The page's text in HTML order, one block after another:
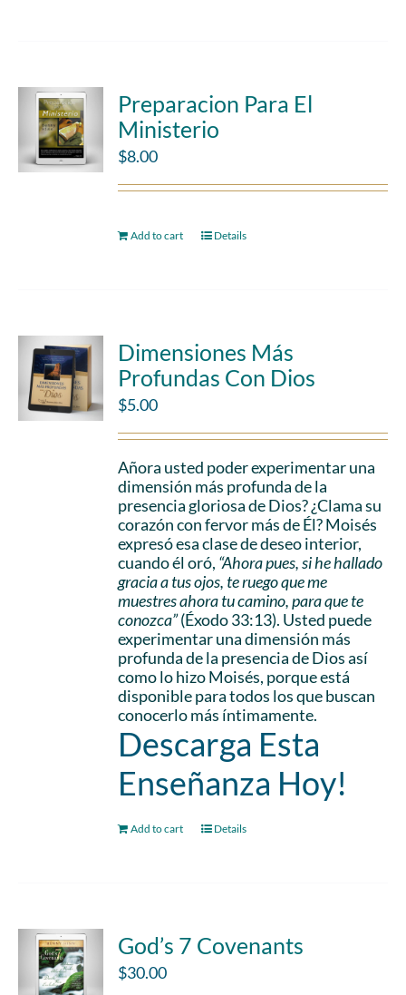
Preparacion Para El
Ministerio
$8.00
Add to cart Details
Dimensiones Más
Profundas Con Dios
$5.00
Añora usted poder experimentar una
dimensión más profunda de la
presencia gloriosa de Dios? ¿Clama su
corazón con fervor más de Él? Moisés
expresó esa clase de deseo interior,
cuando él oró, “Ahora pues, si he hallado
gracia a tus ojos, te ruego que me
muestres ahora tu camino, para que te
conozca”(Éxodo 33:13). Usted puede
experimentar una dimensión más
profunda de la presencia de Dios así
como lo hizo Moisés, porque está
disponible para todos los que buscan
conocerlo más íntimamente.
Descarga Esta
Enseñanza Hoy!
Add to cart Details
God’s 7 Covenants
$30.00